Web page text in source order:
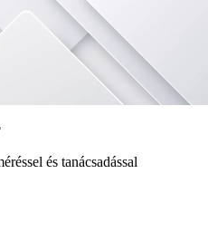
és tanácsadással